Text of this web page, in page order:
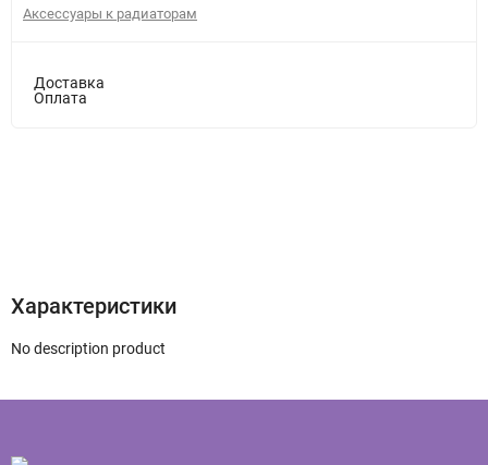
Аксессуары к радиаторам
Доставка
Оплата
Характеристики
No description product